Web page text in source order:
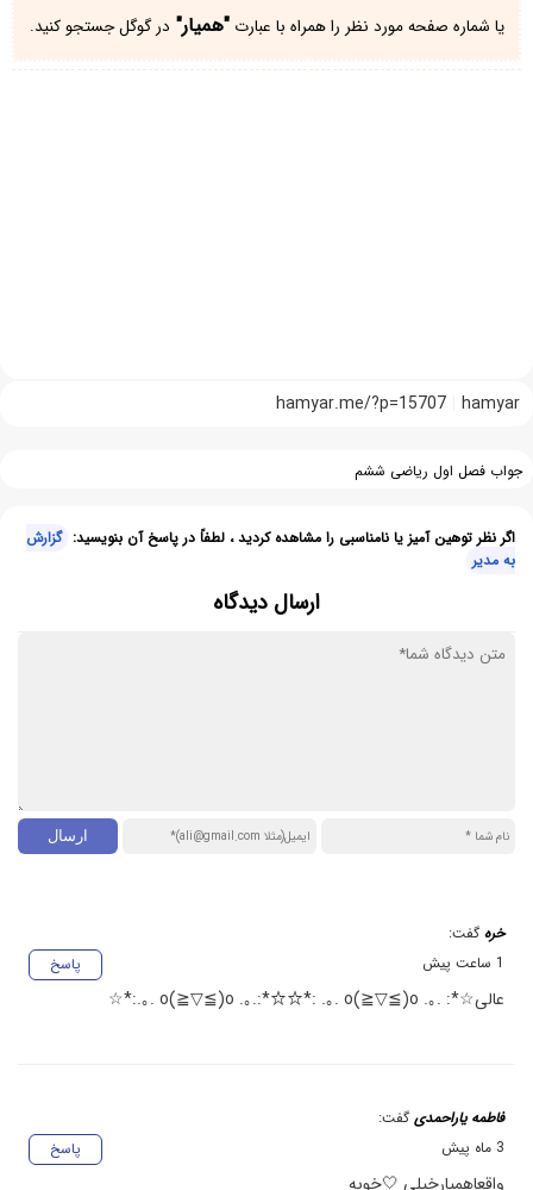
یا شماره صفحه مورد نظر را همراه با عبارت"همیار" در گوگل جستجو کنید.
hamyar
hamyar.me/?p=15707
جواب فصل اول ریاضی ششم
اگر نظر توهین آمیز یا نامناسبی را مشاهده کردید ، لطفاً در پاسخ آن بنویسید: گزارش
به مدیر
ارسال دیدگاه
خره گفت:
پاسخ
1 ساعت پیش
عالی☆*: .｡. o(≧▽≦)o .｡.:*☆☆*: .｡. o(≧▽≦)o .｡.:*☆
فاطمه یاراحمدی گفت:
پاسخ
3 ماه پیش
واقعاهمیارخیلی 🤍خوبه